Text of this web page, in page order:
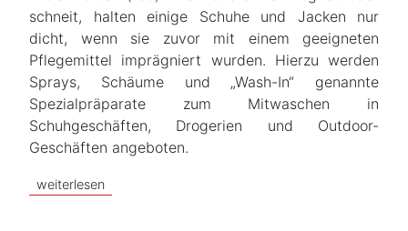
schneit, halten einige Schuhe und Jacken nur
dicht, wenn sie zuvor mit einem geeigneten
Pflegemittel imprägniert wurden. Hierzu werden
Sprays, Schäume und „Wash-In“ genannte
Spezialpräparate zum Mitwaschen in
Schuhgeschäften, Drogerien und Outdoor-
Geschäften angeboten.
weiterlesen